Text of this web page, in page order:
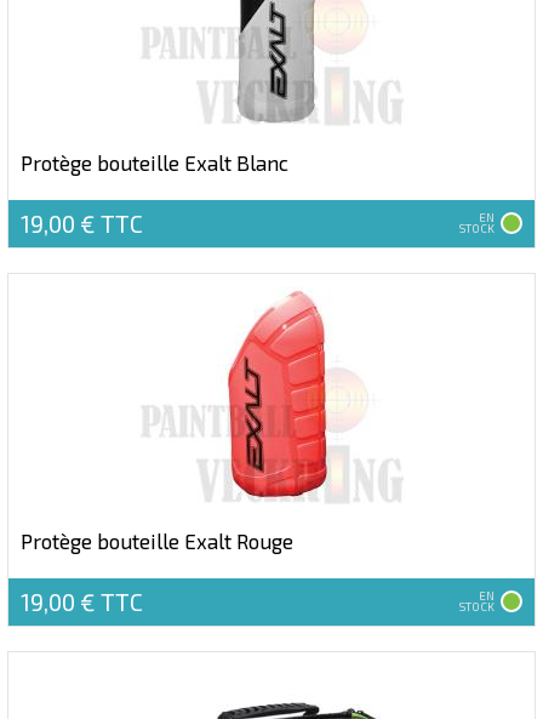
Protège bouteille Exalt Blanc
19,00 € TTC EN
STOCK
Protège bouteille Exalt Rouge
19,00 € TTC EN
STOCK